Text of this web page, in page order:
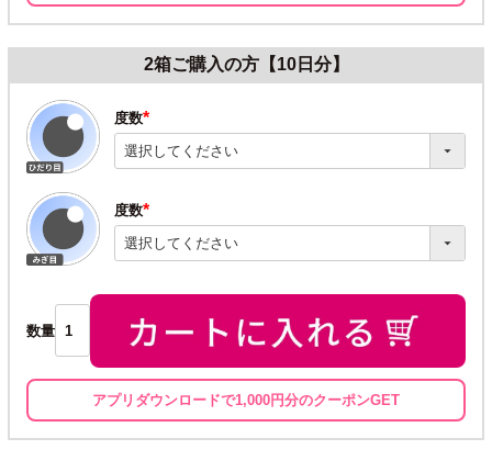
2箱ご購入の方【10日分】
度数
(必
須)
度数
(必
須)
数量
アプリダウンロードで1,000円分のクーポンGET